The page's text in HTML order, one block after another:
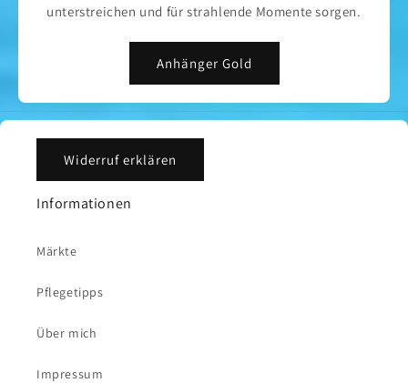
unterstreichen und für strahlende Momente sorgen.
Anhänger Gold
Widerruf erklären
Informationen
Märkte
Pflegetipps
Über mich
Impressum